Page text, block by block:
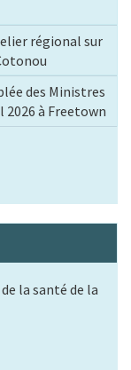
régional sur
des Ministres
2026 à Freetown
la santé de la